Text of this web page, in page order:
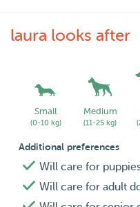
laura looks after
Small
(0-10 kg)
Medium
(11-25 kg)
Additional preferences
Will care for
Will care for adult